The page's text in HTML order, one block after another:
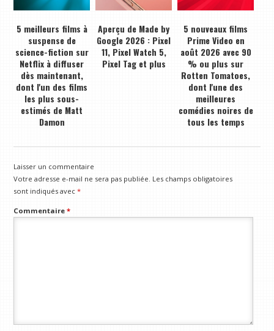
5 meilleurs films à
suspense de
science-fiction sur
Netflix à diffuser
dès maintenant,
dont l'un des films
les plus sous-
estimés de Matt
Damon
Aperçu de Made by
Google 2026 : Pixel
11, Pixel Watch 5,
Pixel Tag et plus
5 nouveaux films
Prime Video en
août 2026 avec 90
% ou plus sur
Rotten Tomatoes,
dont l'une des
meilleures
comédies noires de
tous les temps
Laisser un commentaire
Votre adresse e-mail ne sera pas publiée. Les champs obligatoires
sont indiqués avec*
Commentaire*